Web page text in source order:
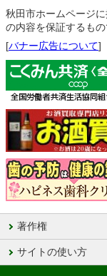
秋田市ホームページ
の内容を保証するもの
[バナー広告について]
著作権
サイトの使い方